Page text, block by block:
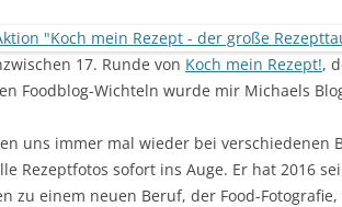
17. Runde von Koch mein Rezept!,
Foodblog-Wichteln wurde mir Michaels
uns immer mal wieder bei verschiedenen
Rezeptfotos sofort ins Auge. Er hat 2016
zu einem neuen Beruf, der Food-